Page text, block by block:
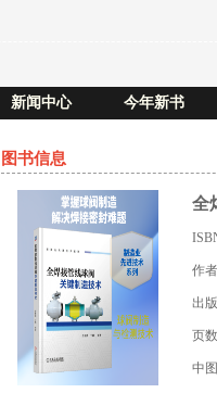
新闻中心 今年新书
图书信息
全
作
出
页
中